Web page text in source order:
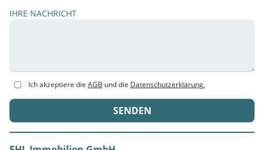
IHRE NACHRICHT
Ich akzeptiere die AGB und die Datenschutzerklärung.
SENDEN